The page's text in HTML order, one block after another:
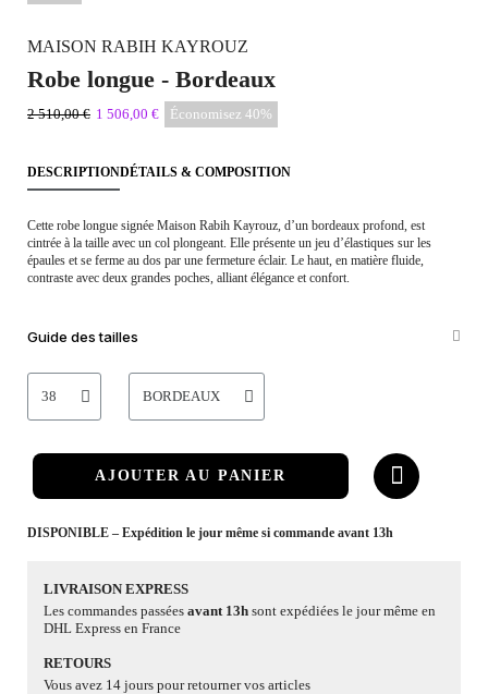
Robe longue - Bordeaux
MAISON RABIH KAYROUZ
2 510,00 € 1 506,00 € Économisez 40%
DESCRIPTIONDÉTAILS & COMPOSITION
Cette robe longue signée Maison Rabih Kayrouz, d’un bordeaux profond, est
cintrée à la taille avec un col plongeant. Elle présente un jeu d’élastiques sur les
épaules et se ferme au dos par une fermeture éclair. Le haut, en matière fluide,
contraste avec deux grandes poches, alliant élégance et confort.
Guide des tailles
AJOUTER AU PANIER
DISPONIBLE – Expédition le jour même si commande avant 13h
LIVRAISON EXPRESS
Les commandes passées avant 13h sont expédiées le jour même en
DHL Express en France
RETOURS
Vous avez 14 jours pour retourner vos articles